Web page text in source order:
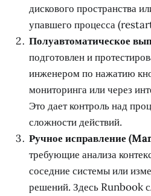
дискового пространства
упавшего процесса
Полуавтоматическое
подготовлен и
инженером по нажатию
мониторинга или через
Это дает контроль над
сложности действий.
Ручное исправление
требующие анализа
соседние системы или
решений. Здесь Runbook